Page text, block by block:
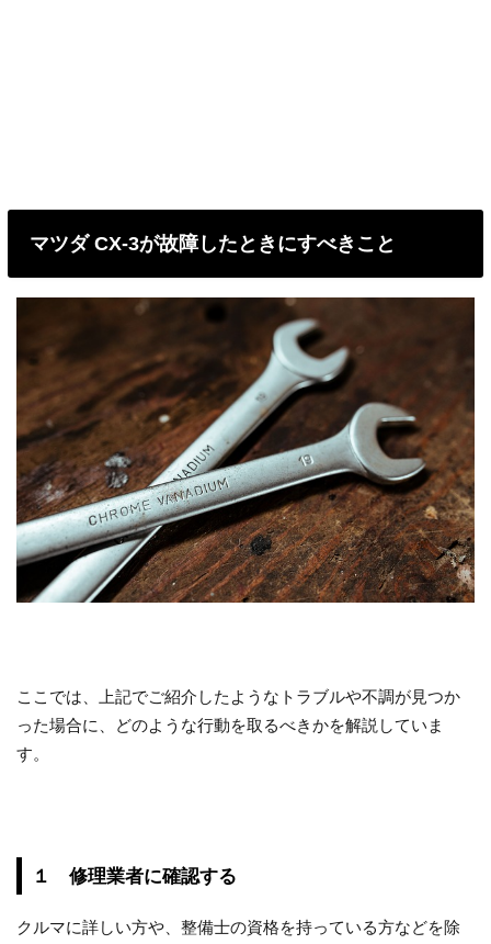
マツダ CX-3が故障したときにすべきこと
ここでは、上記でご紹介したようなトラブルや不調が見つか
った場合に、どのような行動を取るべきかを解説していま
す。
１ 修理業者に確認する
クルマに詳しい方や、整備士の資格を持っている方などを除